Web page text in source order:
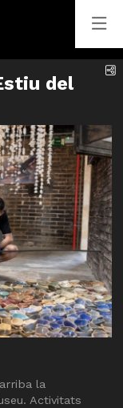
del
la
Activitats